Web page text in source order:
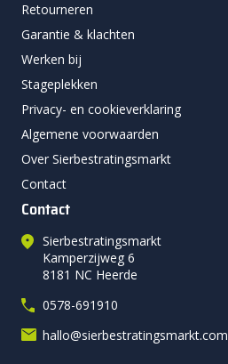
Retourneren
Garantie & klachten
Werken bij
Stageplekken
Privacy- en cookieverklaring
Algemene voorwaarden
Over Sierbestratingsmarkt
Contact
Contact
Sierbestratingsmarkt
Kamperzijweg 6
8181 NC Heerde
0578-691910
hallo@sierbestratingsmarkt.com